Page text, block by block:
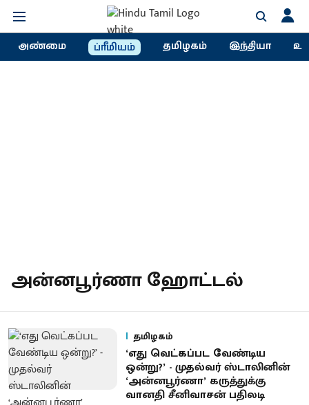
அண்மை ப்ரீமியம் தமிழகம் இந்தியா
அன்னபூர்ணா ஹோட்டல்
தமிழகம்
‘எது வெட்கப்பட வேண்டிய
ஒன்று?’ - முதல்வர் ஸ்டாலினின்
‘அன்னபூர்ணா’ கருத்துக்கு
வானதி சீனிவாசன் பதிலடி